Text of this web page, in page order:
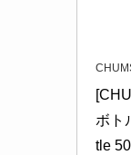
ボト
tle